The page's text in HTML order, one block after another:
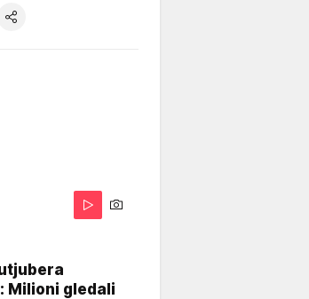
Milioni gledali